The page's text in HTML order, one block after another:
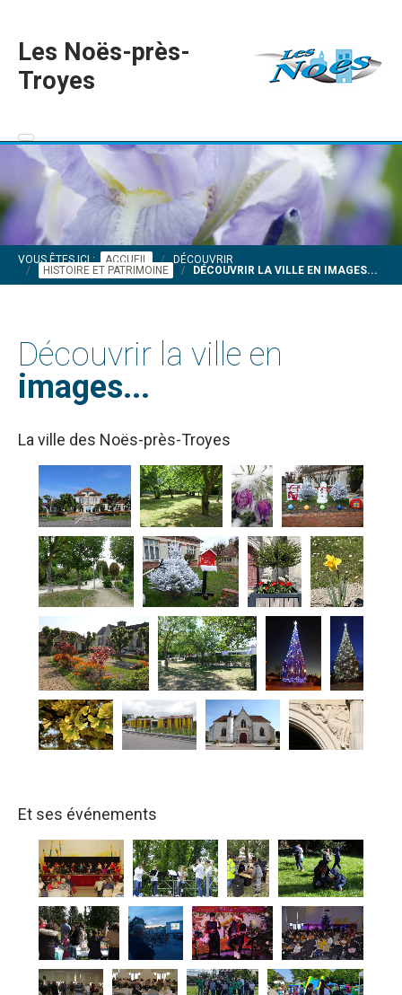
Les Noës-près-
Troyes
VOUS ÊTES ICI : ACCUEIL
DÉCOUVRIR
HISTOIRE ET PATRIMOINE
DÉCOUVRIR LA VILLE EN IMAGES...
Découvrir la ville en
images...
La ville des Noës-près-Troyes
Et ses événements